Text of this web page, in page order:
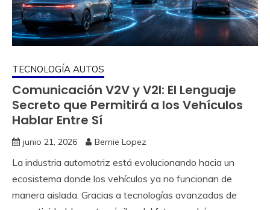
TECNOLOGÍA AUTOS
Comunicación V2V y V2I: El Lenguaje
Secreto que Permitirá a los Vehículos
Hablar Entre Sí
junio 21, 2026 Bernie Lopez
La industria automotriz está evolucionando hacia un
ecosistema donde los vehículos ya no funcionan de
manera aislada. Gracias a tecnologías avanzadas de